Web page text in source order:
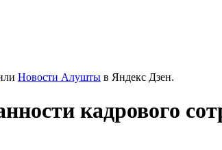
Новости Алушты в Яндекс Дзен.
кадрового